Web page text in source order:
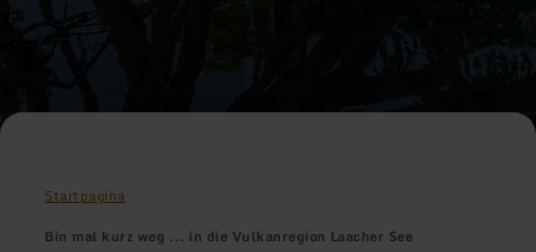
Startpagina
Bin mal kurz weg ... in die Vulkanregion Laacher See